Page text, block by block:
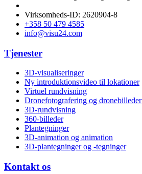
Virksomheds-ID: 2620904-8
+358 50 479 4585
info@visu24.com
Tjenester
3D-visualiseringer
Ny introduktionsvideo til lokationer
Virtuel rundvisning
Dronefotografering og dronebilleder
3D-rundvisning
360-billeder
Plantegninger
3D-animation og animation
3D-plantegninger og -tegninger
Kontakt os